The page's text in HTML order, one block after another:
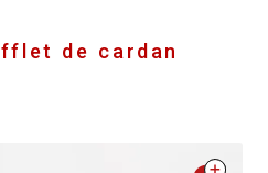
de cardan